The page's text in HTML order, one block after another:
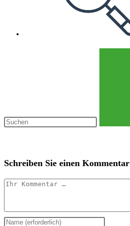
Schreiben Sie einen Kommentar
Kommentar
Geben